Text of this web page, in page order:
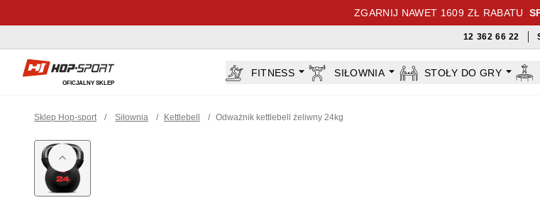
ZGARNIJ NAWET 1609 ZŁ RABATU
12 362 66 22
Sklep Hop-sport.pl
OFICJALNY SKLEP
FITNESS SIŁOWNIA STOŁY DO GRY
Sklep Hop-sport / Siłownia / Kettlebell / Odważnik kettlebell żeliwny 24kg